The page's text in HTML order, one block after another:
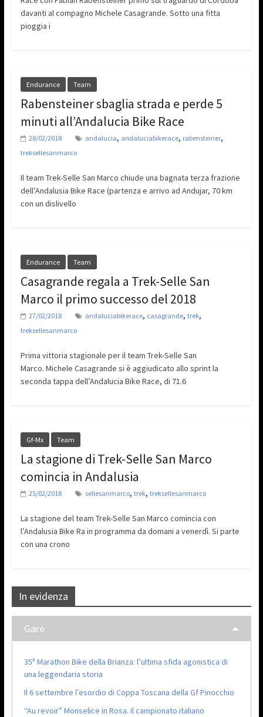
davanti al compagno Michele Casagrande. Sotto una fitta
pioggia i
Endurance Team
Rabensteiner sbaglia strada e perde 5
minuti all’Andalucia Bike Race
28/02/2018 andalucia, andaluciabikerace, rabensteiner,
treksellesanmarco
Il team Trek-Selle San Marco chiude una bagnata terza frazione
dell’Andalusia Bike Race (partenza e arrivo ad Andujar, 70 km
con un dislivello
Endurance Team
Casagrande regala a Trek-Selle San
Marco il primo successo del 2018
27/02/2018 andaluciabikerace, casagrande, trek,
treksellesanmarco
Prima vittoria stagionale per il team Trek-Selle San
Marco. Michele Casagrande si è aggiudicato allo sprint la
seconda tappa dell’Andalucia Bike Race, di 71.6
Gf-Mx Team
La stagione di Trek-Selle San Marco
comincia in Andalusia
25/02/2018 sellesanmarco, trek, treksellesanmarco
La stagione del team Trek-Selle San Marco comincia con
l’Andalusia Bike Ra in programma da domani a venerdì. Si parte
con una crono
In evidenza
Gare
35ª Marathon Bike della Brianza: l’ultima sfida agonistica di
una leggendaria storia
Il 6 settembre l’esordio di Coppa Toscana della Gf Pinocchio
“Au revoir” Monselice in Rosa. Il campionato italiano